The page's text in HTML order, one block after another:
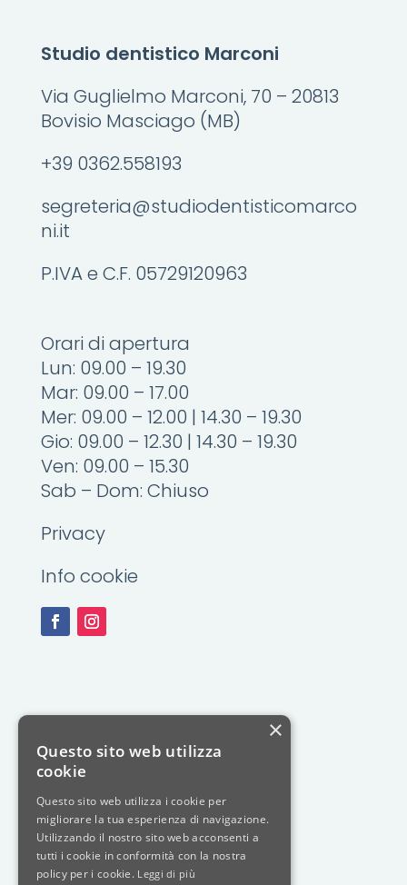
Studio dentistico Marconi
Via Guglielmo Marconi, 70 – 20813
Bovisio Masciago (MB)
+39 0362.558193
segreteria@studiodentisticomarco
ni.it
P.IVA e C.F. 05729120963
Orari di apertura
Lun: 09.00 – 19.30
Mar: 09.00 – 17.00
Mer: 09.00 – 12.00 | 14.30 – 19.30
Gio: 09.00 – 12.30 | 14.30 – 19.30
Ven: 09.00 – 15.30
Sab – Dom: Chiuso
Privacy
Info cookie
×
Questo sito web utilizza
cookie
Questo sito web utilizza i cookie per
migliorare la tua esperienza di navigazione.
Utilizzando il nostro sito web acconsenti a
tutti i cookie in conformità con la nostra
policy per i cookie. Leggi di più